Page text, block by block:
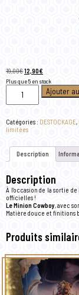
19,00€Le
prix
initial
12,90€
prix
actuel
est :
Plus que 5 en stock
Peluche
boy
Minions
3
Ajouter
Catégories : DESTOCKAGE,
limitées
Description
Description
À l’occasion de la sortie
officielles !
Le Minion Cowboy, avec
Matière douce et finitions
Produits